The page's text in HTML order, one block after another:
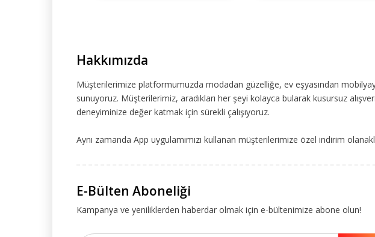
Hakkımızda
Müşterilerimize platformumuzda modadan güzelliğe, ev eşyasından
sunuyoruz. Müşterilerimiz, aradıkları her şeyi kolayca bularak kusursuz
deneyiminize değer katmak için sürekli çalışıyoruz.
Aynı zamanda App uygulamımızı kullanan müşterilerimize özel indirim
E-Bülten Aboneliği
Kampanya ve yeniliklerden haberdar olmak için e-bültenimize abone olun!